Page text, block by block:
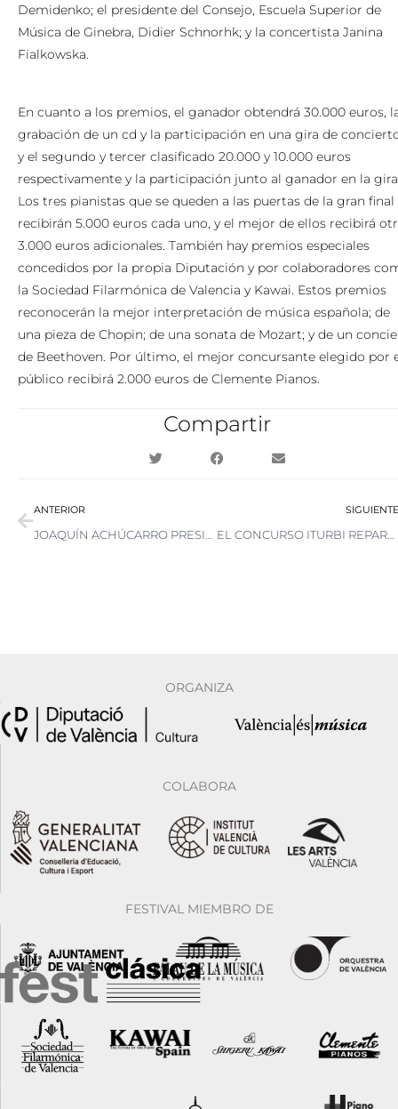
Demidenko; el presidente del Consejo, Escuela Superior de
Música de Ginebra, Didier Schnorhk; y la concertista Janina
Fialkowska.
En cuanto a los premios, el ganador obtendrá 30.000 euros,
grabación de un cd y la participación en una gira de
y el segundo y tercer clasificado 20.000 y 10.000 euros
respectivamente y la participación junto al ganador en la
Los tres pianistas que se queden a las puertas de la gran final
recibirán 5.000 euros cada uno, y el mejor de ellos recibirá
3.000 euros adicionales. También hay premios especiales
concedidos por la propia Diputación y por colaboradores
la Sociedad Filarmónica de Valencia y Kawai. Estos premios
reconocerán la mejor interpretación de música española; de
una pieza de Chopin; de una sonata de Mozart; y de un
de Beethoven. Por último, el mejor concursante elegido por
público recibirá 2.000 euros de Clemente Pianos.
Compartir
Ant
ANTERIOR SIGUIENTE
EL CONCURSO ITURBI REPARTIRÁ 88.000 EUROS EN PREMIOS
ORGANIZA
COLABORA
FESTIVAL MIEMBRO DE